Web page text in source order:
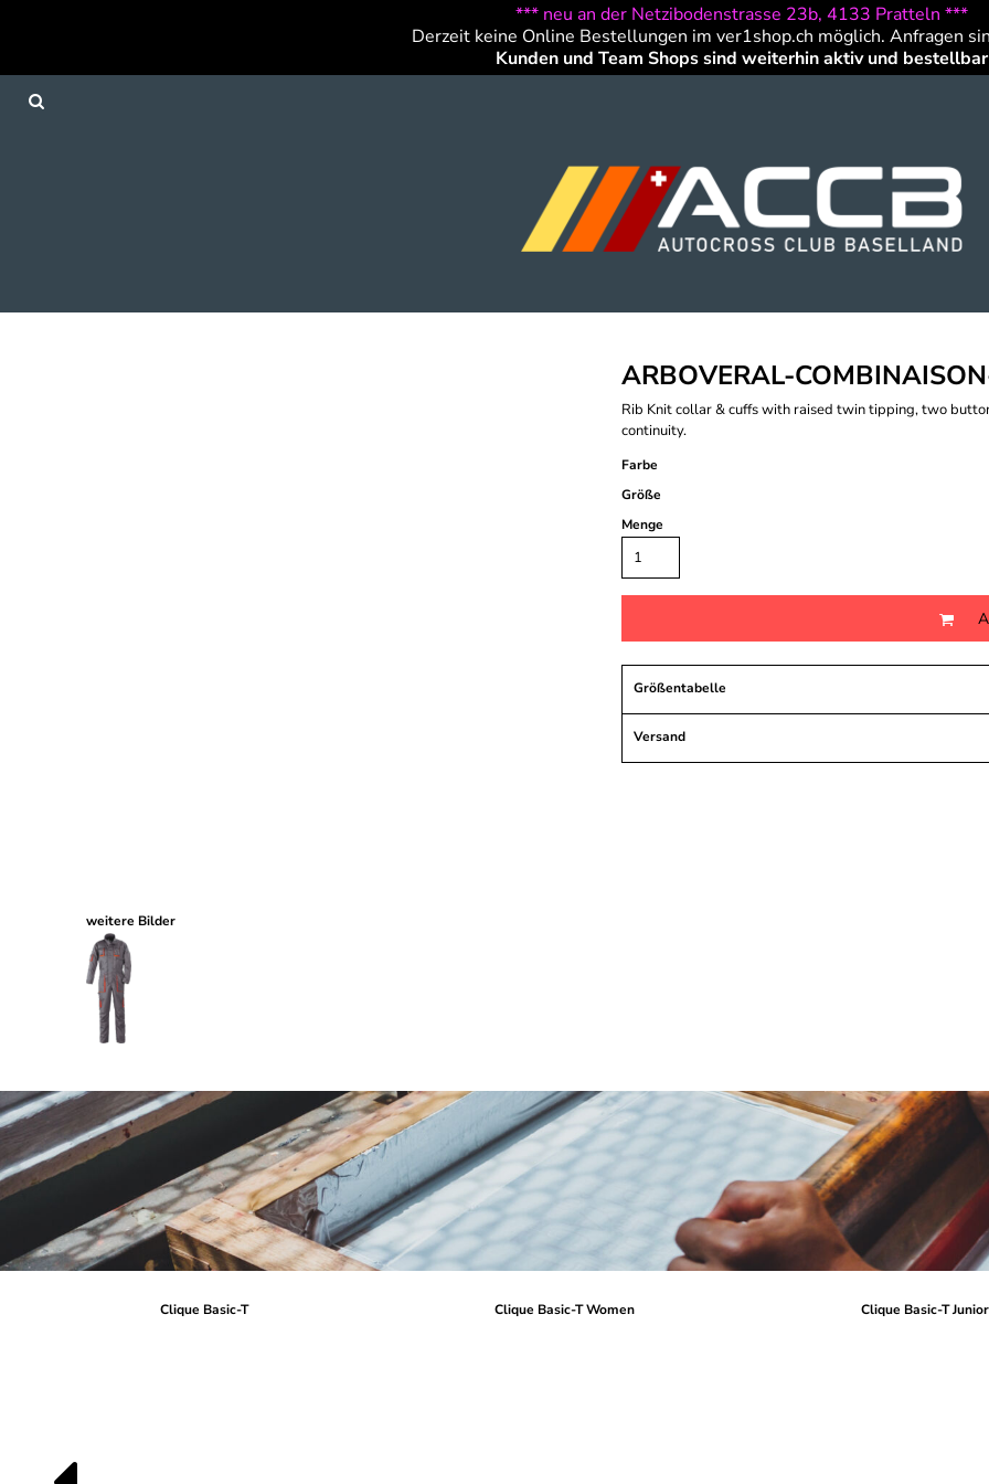
*** neu an der Netzibodenstrasse 23b, 4133 Pratteln ***
Derzeit keine Online Bestellungen im ver1shop.ch möglich. Anfragen
Kunden und Team Shops sind weiterhin aktiv und bestellbar
ARBOVERAL-
Rib Knit collar & cuffs with raised twin tipping, two
continuity.
Farbe
Größe
Menge
Größentabelle
Versand
weitere Bilder
Clique Basic-T Clique Basic-T Women Clique Basic-T Junior
Registrieren
Warenkorb: 0 Artikel